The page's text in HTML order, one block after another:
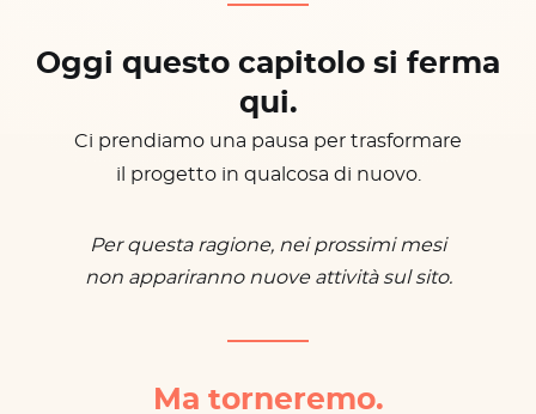
Oggi questo capitolo si ferma
qui.
Ci prendiamo una pausa per trasformare
il progetto in qualcosa di nuovo.
Per questa ragione, nei prossimi mesi
non appariranno nuove attività sul sito.
Ma torneremo.